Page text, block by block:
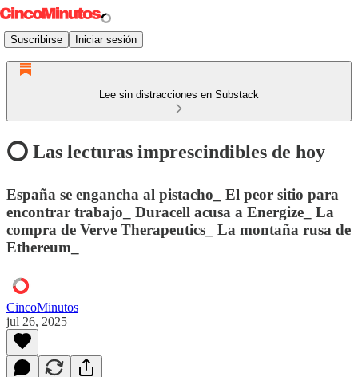
Suscribirse Iniciar sesión
Lee sin distracciones en Substack
⭕️ Las lecturas imprescindibles de hoy
España se engancha al pistacho_ El peor sitio para
encontrar trabajo_ Duracell acusa a Energize_ La
compra de Verve Therapeutics_ La montaña rusa de
Ethereum_
CincoMinutos
jul 26, 2025